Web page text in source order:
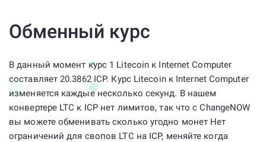
Обменный курс
В данный момент курс 1 Litecoin к Internet Computer
составляет 20.3862 ICP. Курс Litecoin к Internet Computer
изменяется каждые несколько секунд. В нашем
конвертере LTC к ICP нет лимитов, так что с ChangeNOW
вы можете обменивать сколько угодно монет Нет
ограничений для свопов LTC на ICP, меняйте когда